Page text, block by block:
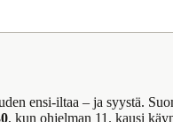
ensi-iltaa – ja syystä.
, kun ohjelman 11. kausi